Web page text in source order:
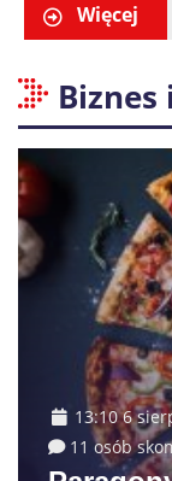
Więcej
Biznes
13:10 6
11 osób